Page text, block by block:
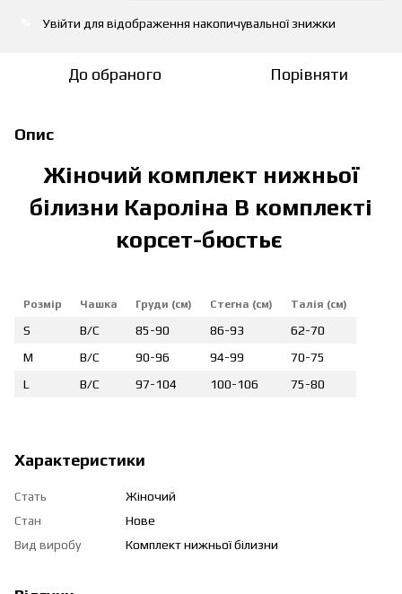
Увійти для відображення накопичувальної знижки
До обраного Порівняти
Опис
Жіночий комплект нижньої
білизни Кароліна В комплекті
корсет-бюстьє
Розмір Чашка Груди (см) Стегна (см) Талія (см)
S B/C 85-90 86-93
62-70
M
B/C 90-96 94-99
70-75
L
B/C 97-104 100-106 75-80
Характеристики
Стать
Жіночий
Стан
Нове
Вид виробу
Комплект нижньої білизни